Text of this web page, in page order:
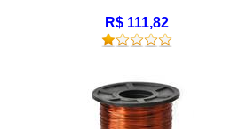
R$ 111,82